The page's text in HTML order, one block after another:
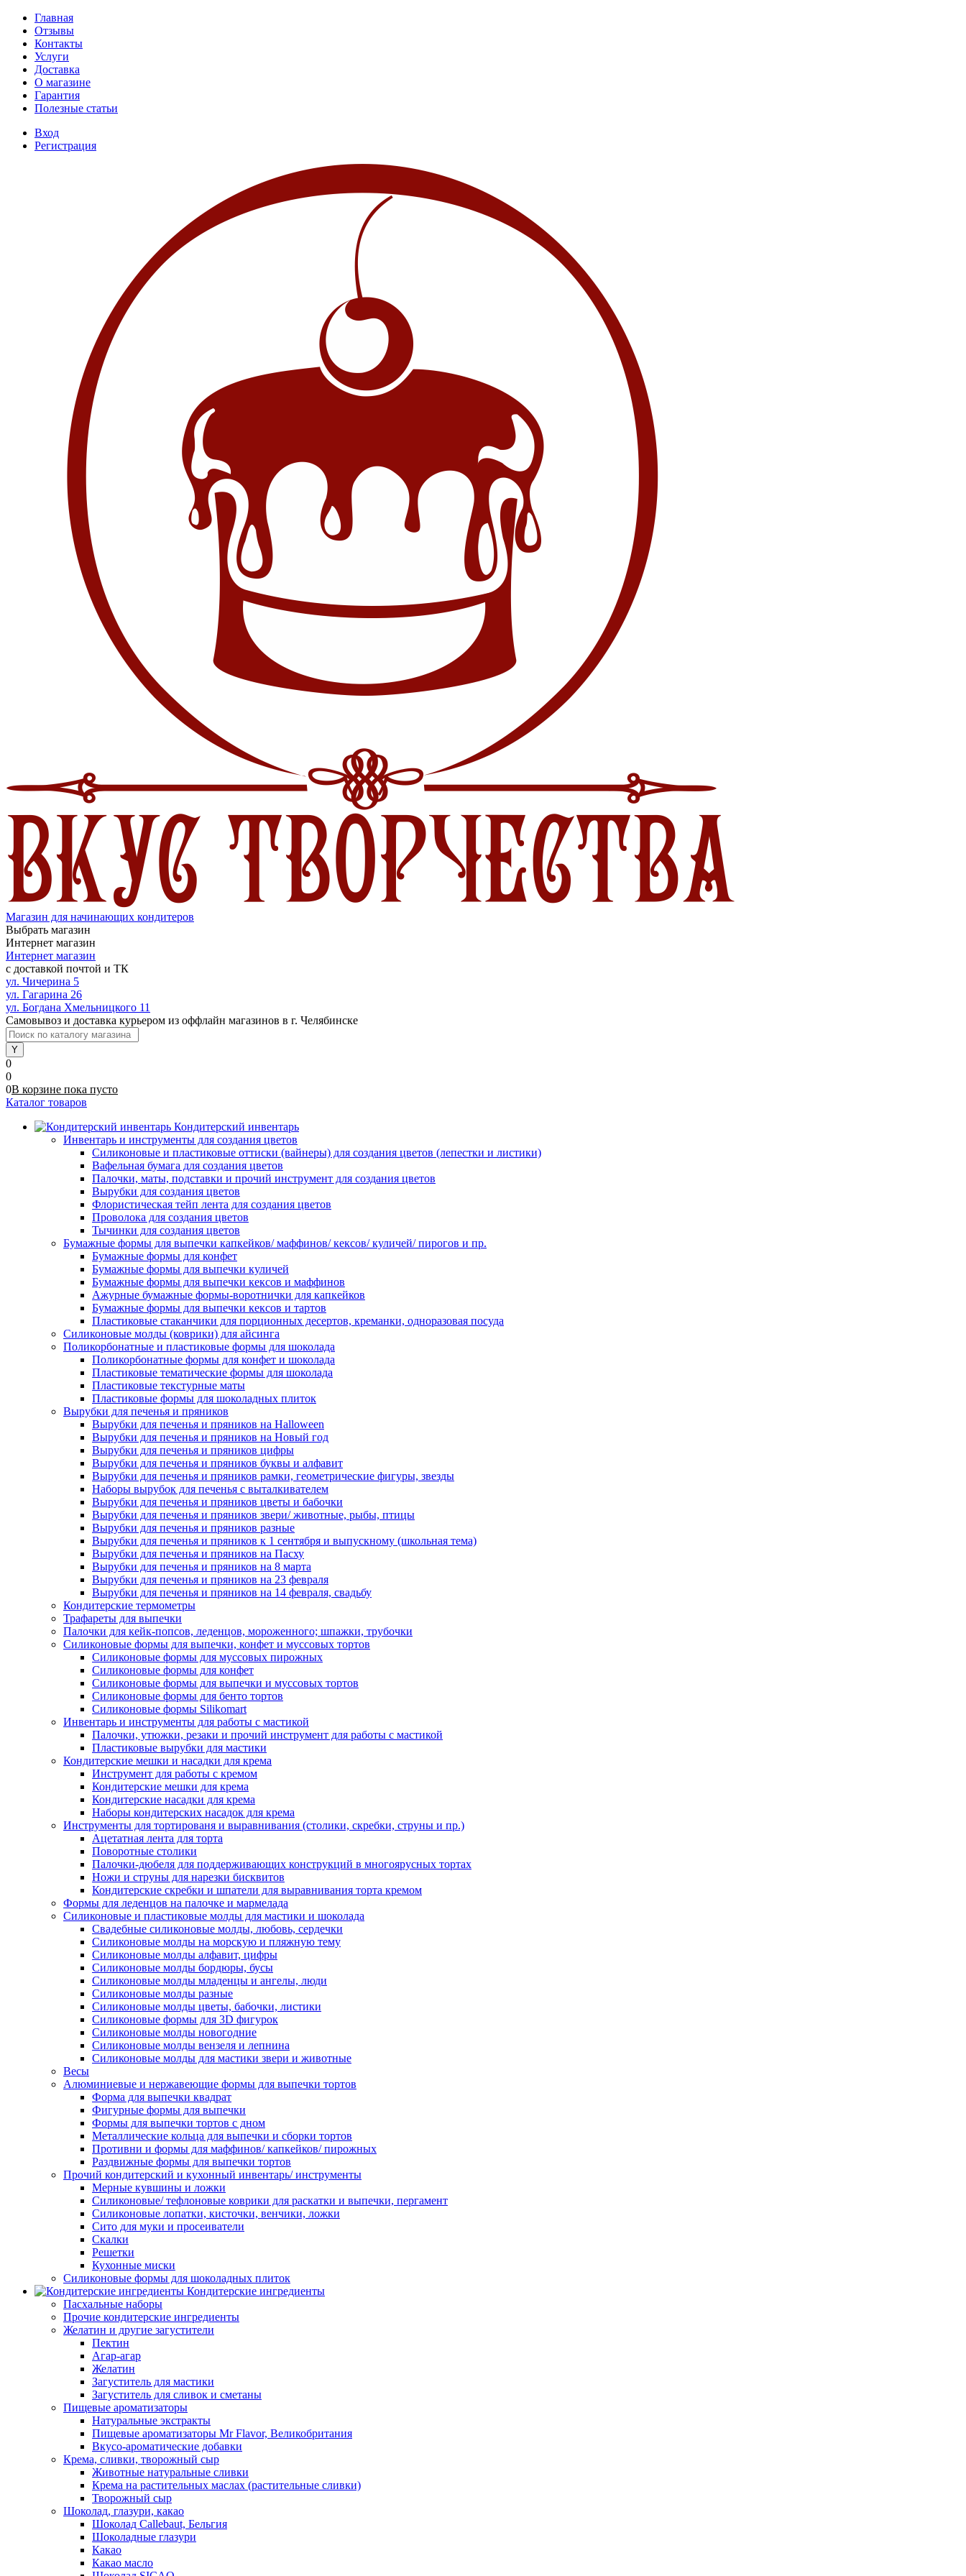
Главная
Отзывы
Контакты
Услуги
Доставка
О магазине
Гарантия
Полезные статьи
Вход
Регистрация
Магазин для начинающих кондитеров
Выбрать магазин
Интернет магазин
Интернет магазин
с доставкой почтой и ТК
ул. Чичерина 5
ул. Гагарина 26
ул. Богдана Хмельницкого 11
Самовывоз и доставка курьером из оффлайн магазинов в г. Челябинске
0
0
0В корзине пока пусто
Каталог товаров
Кондитерский инвентарь
Инвентарь и инструменты для создания цветов
Силиконовые и пластиковые оттиски (вайнеры) для создания цветов (лепестки и листики)
Вафельная бумага для создания цветов
Палочки, маты, подставки и прочий инструмент для создания цветов
Вырубки для создания цветов
Флористическая тейп лента для создания цветов
Проволока для создания цветов
Тычинки для создания цветов
Бумажные формы для выпечки капкейков/ маффинов/ кексов/ куличей/ пирогов и пр.
Бумажные формы для конфет
Бумажные формы для выпечки куличей
Бумажные формы для выпечки кексов и маффинов
Ажурные бумажные формы-воротнички для капкейков
Бумажные формы для выпечки кексов и тартов
Пластиковые стаканчики для порционных десертов, креманки, одноразовая посуда
Силиконовые молды (коврики) для айсинга
Поликорбонатные и пластиковые формы для шоколада
Поликорбонатные формы для конфет и шоколада
Пластиковые тематические формы для шоколада
Пластиковые текстурные маты
Пластиковые формы для шоколадных плиток
Вырубки для печенья и пряников
Вырубки для печенья и пряников на Halloween
Вырубки для печенья и пряников на Новый год
Вырубки для печенья и пряников цифры
Вырубки для печенья и пряников буквы и алфавит
Вырубки для печенья и пряников рамки, геометрические фигуры, звезды
Наборы вырубок для печенья с выталкивателем
Вырубки для печенья и пряников цветы и бабочки
Вырубки для печенья и пряников звери/ животные, рыбы, птицы
Вырубки для печенья и пряников разные
Вырубки для печенья и пряников к 1 сентября и выпускному (школьная тема)
Вырубки для печенья и пряников на Пасху
Вырубки для печенья и пряников на 8 марта
Вырубки для печенья и пряников на 23 февраля
Вырубки для печенья и пряников на 14 февраля, свадьбу
Кондитерские термометры
Трафареты для выпечки
Палочки для кейк-попсов, леденцов, мороженного; шпажки, трубочки
Силиконовые формы для выпечки, конфет и муссовых тортов
Силиконовые формы для муссовых пирожных
Силиконовые формы для конфет
Силиконовые формы для выпечки и муссовых тортов
Силиконовые формы для бенто тортов
Силиконовые формы Silikomart
Инвентарь и инструменты для работы с мастикой
Палочки, утюжки, резаки и прочий инструмент для работы с мастикой
Пластиковые вырубки для мастики
Кондитерские мешки и насадки для крема
Инструмент для работы с кремом
Кондитерские мешки для крема
Кондитерские насадки для крема
Наборы кондитерских насадок для крема
Инструменты для тортированя и выравнивания (столики, скребки, струны и пр.)
Ацетатная лента для торта
Поворотные столики
Палочки-дюбеля для поддерживающих конструкций в многоярусных тортах
Ножи и струны для нарезки бисквитов
Кондитерские скребки и шпатели для выравнивания торта кремом
Формы для леденцов на палочке и мармелада
Силиконовые и пластиковые молды для мастики и шоколада
Свадебные силиконовые молды, любовь, сердечки
Силиконовые молды на морскую и пляжную тему
Силиконовые молды алфавит, цифры
Силиконовые молды бордюры, бусы
Силиконовые молды младенцы и ангелы, люди
Силиконовые молды разные
Силиконовые молды цветы, бабочки, листики
Силиконовые формы для 3D фигурок
Силиконовые молды новогодние
Силиконовые молды вензеля и лепнина
Силиконовые молды для мастики звери и животные
Весы
Алюминиевые и нержавеющие формы для выпечки тортов
Форма для выпечки квадрат
Фигурные формы для выпечки
Формы для выпечки тортов с дном
Металлические кольца для выпечки и сборки тортов
Противни и формы для маффинов/ капкейков/ пирожных
Раздвижные формы для выпечки тортов
Прочий кондитерский и кухонный инвентарь/ инструменты
Мерные кувшины и ложки
Силиконовые/ тефлоновые коврики для раскатки и выпечки, пергамент
Силиконовые лопатки, кисточки, венчики, ложки
Сито для муки и просеиватели
Скалки
Решетки
Кухонные миски
Силиконовые формы для шоколадных плиток
Кондитерские ингредиенты
Пасхальные наборы
Прочие кондитерские ингредиенты
Желатин и другие загустители
Пектин
Агар-агар
Желатин
Загуститель для мастики
Загуститель для сливок и сметаны
Пищевые ароматизаторы
Натуральные экстракты
Пищевые ароматизаторы Mr Flavor, Великобритания
Вкусо-ароматические добавки
Крема, сливки, творожный сыр
Животные натуральные сливки
Крема на растительных маслах (растительные сливки)
Творожный сыр
Шоколад, глазури, какао
Шоколад Callebaut, Бельгия
Шоколадные глазури
Какао
Какао масло